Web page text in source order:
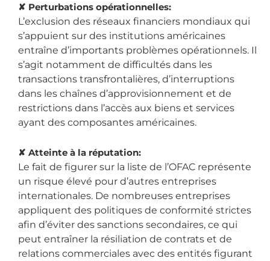
✘ Perturbations opérationnelles:
L’exclusion des réseaux financiers mondiaux qui
s’appuient sur des institutions américaines
entraîne d’importants problèmes opérationnels. Il
s’agit notamment de difficultés dans les
transactions transfrontalières, d’interruptions
dans les chaînes d’approvisionnement et de
restrictions dans l’accès aux biens et services
ayant des composantes américaines.
✘ Atteinte à la réputation:
Le fait de figurer sur la liste de l’OFAC représente
un risque élevé pour d’autres entreprises
internationales. De nombreuses entreprises
appliquent des politiques de conformité strictes
afin d’éviter des sanctions secondaires, ce qui
peut entraîner la résiliation de contrats et de
relations commerciales avec des entités figurant